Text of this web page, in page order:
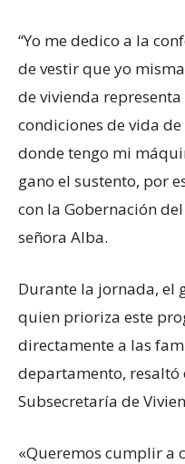
“Yo me dedico a la
de vestir que yo
de vivienda
condiciones de vida
donde tengo mi
gano el sustento, por
con la Gobernación
señora Alba.
Durante la jornada, el
quien prioriza este
directamente a las
departamento,
Subsecretaría de
«Queremos cumplir a